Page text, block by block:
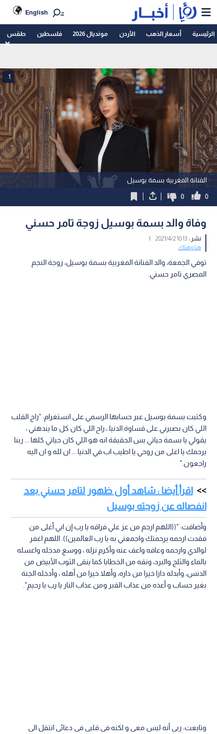
English
الرئيسية أسعار الذهب الأردن مونديال 2026 فلسطين طقس
الفنانة المغربية بسمة بوسيل
1
0
0
وفاة والد بسمة بوسيل زوجة تامر حسني
نشر :10:13 2021/4/2
|
هنا وهناك
توفي الجمعة، والد الفنانة المغربية بسمة بوسيل، زوجة النجم
المصري تامر حسني.
وكتبت بسمة بوسيل عبر حسابها الرسمي على انستغرام: "راح القلب
اللي كان بصبرني على قساوة الدنيا ، راح اللي كان كل ما يندهني ،
يقولي يا بسمة حياتي بس الحقيقة انه هو اللي كان حياتي كلها ... ربنا
يرحمك يا اغلى من روحي يا اطيب اب في الدنيا ... ان لله و ان اليه
راجعون."
اقرأ أيضا : شاهد أول ظهور لتامر حسني بعد
انفصاله عن زوجته بوسيل
وأضافت: "((اللهم ارحم من عز علي فراقه يا رب إن ابي أغلى من
فقدت ارحمه برحمتك واجمعني به يا رب العالمين)). اللهم اغفر
لوالدي وارحمه وعافه واعف عنه وأكرم نزله ، ووسع مدخله واغسله
بالماء والثلج والبرد، ونقه من الخطايا كما ينقى الثوب الأبيض من
الدنس، وأبدله دارا خيرا من داره، وأهلا خيرا من أهله ، وأدخله الجنة
بغير حساب و أعذه من عذاب القبر ومن عذاب النار يا رب يا رحيم".
وتابعت: ربى أنه ليس معى و لكنه فى قلبى فى دعائى انتقل الى